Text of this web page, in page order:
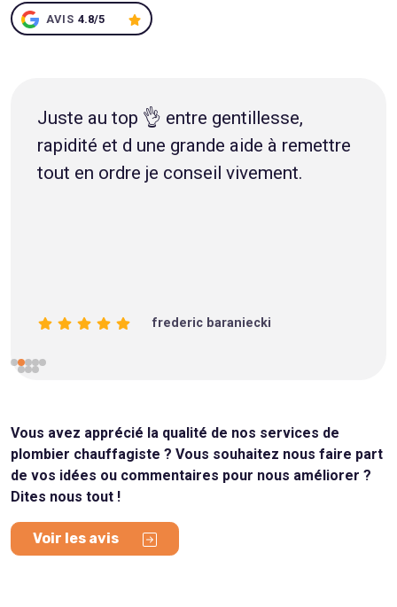
AVIS 4.8/5
Juste au top 👌 entre gentillesse,
rapidité et d une grande aide à remettre
tout en ordre je conseil vivement.
frederic baraniecki
Vous avez apprécié la qualité de nos services de
plombier chauffagiste ? Vous souhaitez nous faire part
de vos idées ou commentaires pour nous améliorer ?
Dites nous tout !
Voir les avis